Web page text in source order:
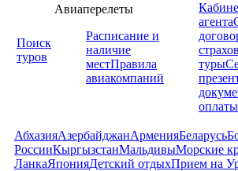
Поиск
туров
Авиаперелеты
Расписание и
наличие
местПравила
авиакомпаний
агента
туры
оплаты
АбхазияАзербайджанАрменияБеларусь
РоссииКыргызстанМальдивыМорские
ЛанкаЯпонияДетский отдыхПрием на